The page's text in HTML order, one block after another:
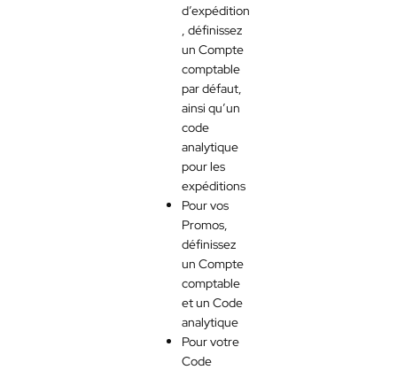
d’expédition
, définissez
un Compte
comptable
par défaut,
ainsi qu’un
code
analytique
pour les
expéditions
Pour vos
Promos,
définissez
un Compte
comptable
et un Code
analytique
Pour votre
Code